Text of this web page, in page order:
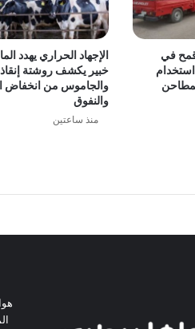
طن قمح في
الإجهاد الحراري يهدد
خبير يكشف روشتة إنقاذ
والجاموس من انخفاض
والنفوق
منذ ساعتين